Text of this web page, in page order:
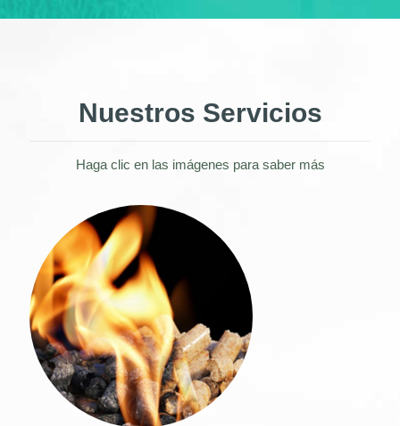
Nuestros Servicios
Haga clic en las imágenes para saber más